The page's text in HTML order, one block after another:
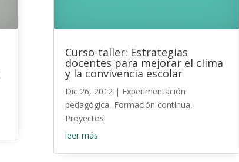
Curso-taller: Estrategias
docentes para mejorar el clima
y la convivencia escolar
Dic 26, 2012| Experimentación
pedagógica, Formación continua,
Proyectos
leer más